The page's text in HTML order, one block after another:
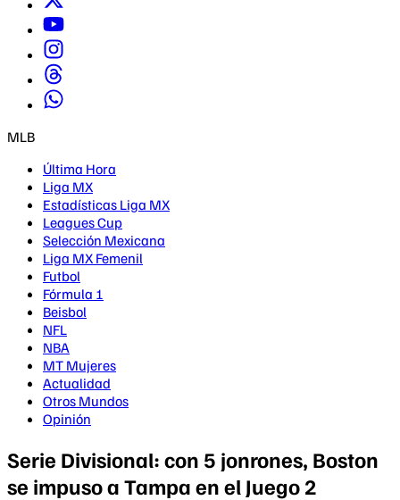
MLB
Última Hora
Liga MX
Estadísticas Liga MX
Leagues Cup
Selección Mexicana
Liga MX Femenil
Futbol
Fórmula 1
Beisbol
NFL
NBA
MT Mujeres
Actualidad
Otros Mundos
Opinión
Serie Divisional: con 5 jonrones, Boston
se impuso a Tampa en el Juego 2